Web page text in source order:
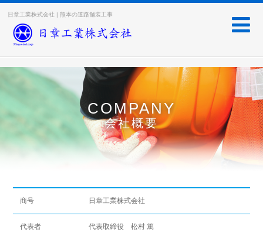
日章工業株式会社 | 熊本の道路舗装工事
COMPANY
会社概要
商号 日章工業株式会社
代表者 代表取締役 松村 篤